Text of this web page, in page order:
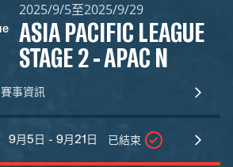
2025/9/5至2025/9/29
ASIA PACIFIC LEAGUE
STAGE 2 - APAC N
賽事資訊
9月5日 - 9月21日 已結束